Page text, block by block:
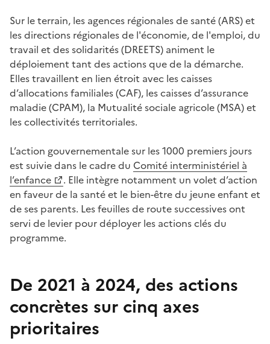
Sur le terrain, les agences régionales de santé (ARS) et
les directions régionales de l'économie, de l'emploi, du
travail et des solidarités (DREETS) animent le
déploiement tant des actions que de la démarche.
Elles travaillent en lien étroit avec les caisses
d’allocations familiales (CAF), les caisses d’assurance
maladie (CPAM), la Mutualité sociale agricole (MSA) et
les collectivités territoriales.
L’action gouvernementale sur les 1000 premiers jours
est suivie dans le cadre du Comité interministériel à
l’enfance
. Elle intègre notamment un volet d’action
en faveur de la santé et le bien-être du jeune enfant et
de ses parents. Les feuilles de route successives ont
servi de levier pour déployer les actions clés du
programme.
De 2021 à 2024, des actions
concrètes sur cinq axes
prioritaires